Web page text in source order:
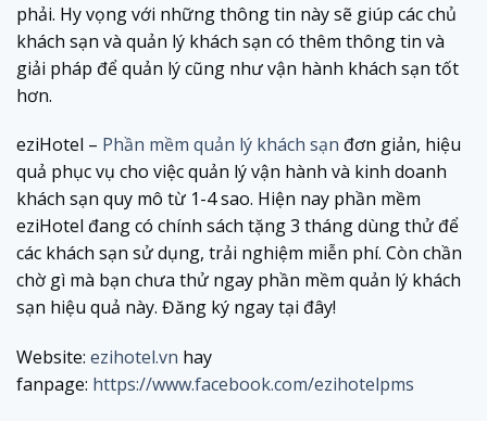
phải. Hy vọng với những thông tin này sẽ giúp các chủ
khách sạn và quản lý khách sạn có thêm thông tin và
giải pháp để quản lý cũng như vận hành khách sạn tốt
hơn.
eziHotel – Phần mềm quản lý khách sạn đơn giản, hiệu
quả phục vụ cho việc quản lý vận hành và kinh doanh
khách sạn quy mô từ 1-4 sao. Hiện nay phần mềm
eziHotel đang có chính sách tặng 3 tháng dùng thử để
các khách sạn sử dụng, trải nghiệm miễn phí. Còn chần
chờ gì mà bạn chưa thử ngay phần mềm quản lý khách
sạn hiệu quả này. Đăng ký ngay tại đây!
Website: ezihotel.vn hay
fanpage: https://www.facebook.com/ezihotelpms